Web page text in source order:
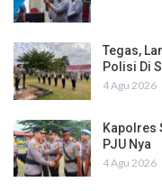
Tegas,
Polisi Di
4 Agu 2026
Kapolres
PJU Nya
4 Agu 2026